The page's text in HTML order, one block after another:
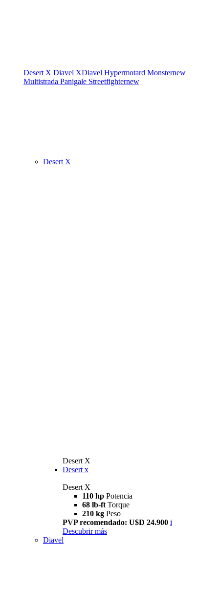
Desert X Diavel XDiavel Hypermotard Monsternew
Multistrada Panigale Streetfighternew
Desert X
Desert X
Desert x
Desert X
110 hp Potencia
68 lb-ft Torque
210 kg Peso
PVP recomendado: U$D 24.900 i
Descubrir más
Diavel